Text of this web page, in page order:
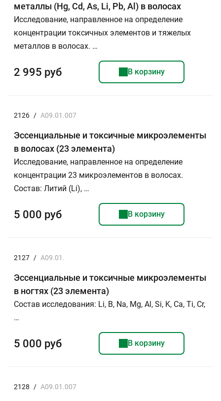
металлы (Hg, Cd, As, Li, Pb, Al) в волосах
Исследование, направленное на определение
концентрации токсичных элементов и тяжелых
металлов в волосах. …
2 995 руб В корзину
2126 / A09.01.007
Эссенциальные и токсичные микроэлементы
в волосах (23 элемента)
Исследование, направленное на определение
концентрации 23 микроэлементов в волосах.
Состав: Литий (Li), …
5 000 руб В корзину
2127 / A09.01.
Эссенциальные и токсичные микроэлементы
в ногтях (23 элемента)
Состав исследования: Li, B, Na, Mg, Al, Si, K, Ca, Ti, Cr,
…
5 000 руб В корзину
2128 / A09.01.007